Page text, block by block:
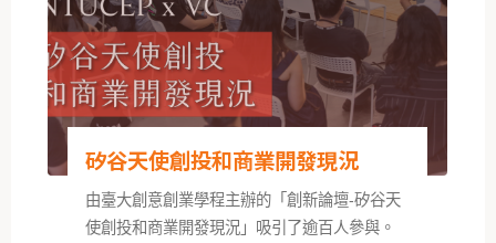
矽谷天使創投和商業開發現況
由臺大創意創業學程主辦的「創新論壇-矽谷天
使創投和商業開發現況」吸引了逾百人參與。